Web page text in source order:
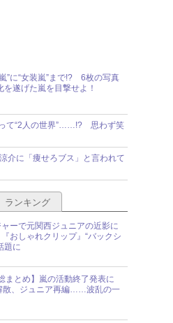
”に“女装嵐”まで!? 6枚の写真
を遂げた嵐を目撃せよ！
て“2人の世界”……!? 思わず笑
介に「痩せろブス」と言われて
ランキング
ーで元関西ジュニアの近影に
『おしゃれクリップ』“バックシ
題に
まとめ】嵐の活動終了発表に
散、ジュニア再編……波乱の一